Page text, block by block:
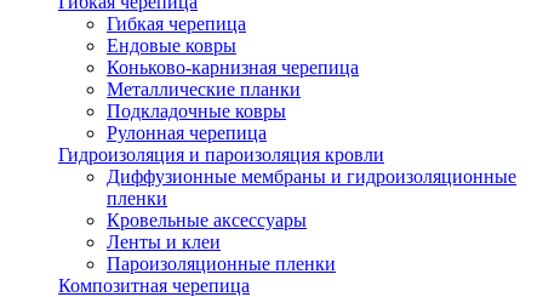
Гибкая черепица
Ендовые ковры
Коньково-карнизная черепица
Металлические планки
Подкладочные ковры
Рулонная черепица
Гидроизоляция и пароизоляция кровли
Диффузионные мембраны и гидроизоляционные
пленки
Кровельные аксессуары
Ленты и клеи
Пароизоляционные пленки
Композитная черепица